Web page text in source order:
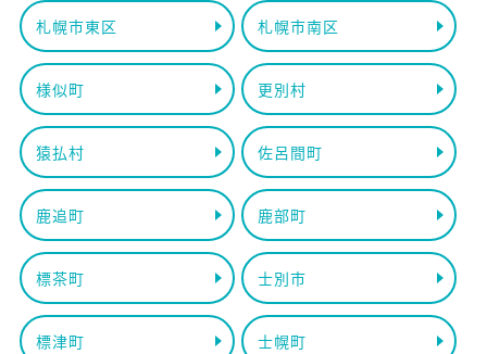
札幌市東区 札幌市南区
様似町 更別村
猿払村 佐呂間町
鹿追町 鹿部町
標茶町 士別市
標津町 士幌町